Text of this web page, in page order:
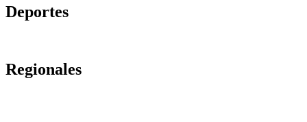
Deportes
Regionales
Computadora y aporte económico para Club
CORRAL DE BUSTOS| Vendía cocaína en
AUDIO | Este fin de semana llegan los
AUDIO l Arroyo Cabral: El sábado llega la 2da
RÍO TERCERO| Guardaban la droga en la